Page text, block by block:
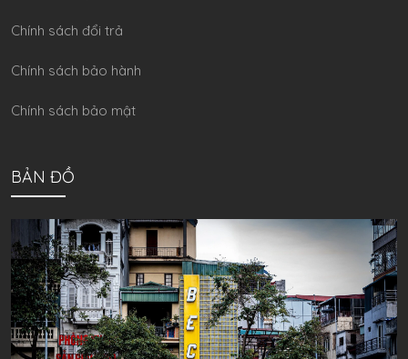
Chính sách đổi trả
Chính sách bảo hành
Chính sách bảo mật
BẢN ĐỒ